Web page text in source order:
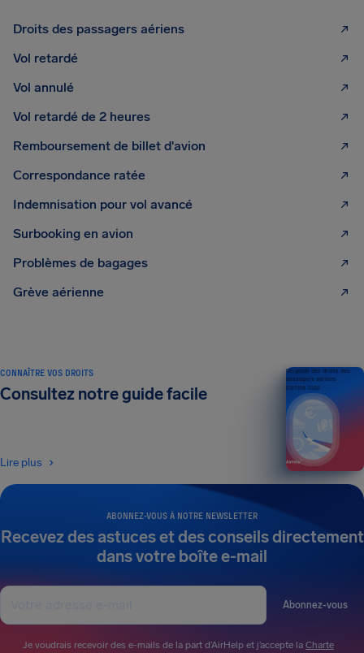
Droits des passagers aériens
Vol retardé
Vol annulé
Vol retardé de 2 heures
Remboursement de billet d'avion
Correspondance ratée
Indemnisation pour vol avancé
Surbooking en avion
Problèmes de bagages
Grève aérienne
ABONNEZ-VOUS À NOTRE NEWSLETTER
Recevez des astuces et des conseils directement
dans votre boîte e-mail
Abonnez-vous
Je voudrais recevoir des e-mails de la part d’AirHelp et j’accepte la Charte
CONNAÎTRE VOS DROITS
Consultez notre guide facile
Lire plus
Un guide des droits des
passagers aériens
ÉDITION 2026